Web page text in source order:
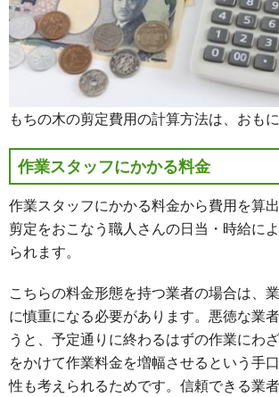
もちの木の剪定費用の計算方法は、おも
作業スタッフにかかる料金
作業スタッフにかかる料金から費用を算出
剪定をおこなう職人さんの日当・時給に
られます。
こちらの料金形態を持つ業者の場合は、
に慎重になる必要があります。悪徳な業
うと、予定通りに終わるはずの作業にわ
をかけて作業料金を増幅させるという手
性も考えられるためです。信頼できる業